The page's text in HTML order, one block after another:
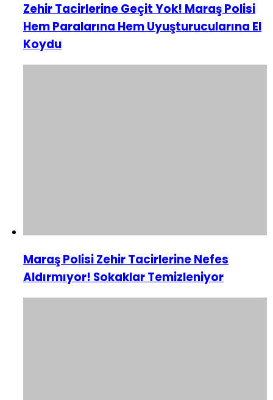
Zehir Tacirlerine Geçit Yok! Maraş Polisi
Hem Paralarına Hem Uyuşturucularına El
Koydu
Maraş Polisi Zehir Tacirlerine Nefes
Aldırmıyor! Sokaklar Temizleniyor